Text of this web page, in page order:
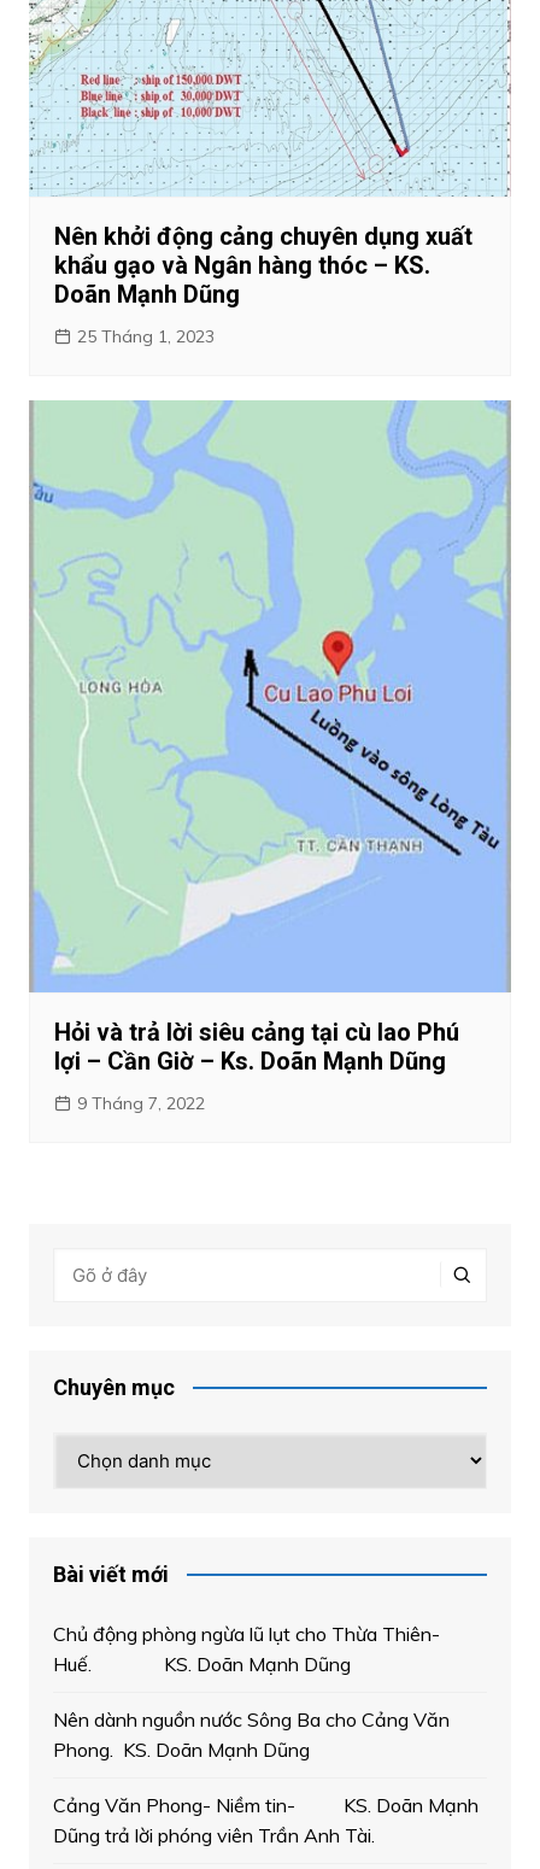
Nên khởi động cảng chuyên dụng xuất
khẩu gạo và Ngân hàng thóc – KS.
Doãn Mạnh Dũng
25 Tháng 1, 2023
Hỏi và trả lời siêu cảng tại cù lao Phú
lợi – Cần Giờ – Ks. Doãn Mạnh Dũng
9 Tháng 7, 2022
Chuyên mục
mục
Bài viết mới
Chủ động phòng ngừa lũ lụt cho Thừa Thiên-
Huế. KS. Doãn Mạnh Dũng
Nên dành nguồn nước Sông Ba cho Cảng Văn
Phong. KS. Doãn Mạnh Dũng
Cảng Văn Phong- Niềm tin- KS. Doãn Mạnh
Dũng trả lời phóng viên Trần Anh Tài.